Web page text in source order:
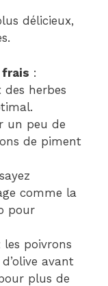
délicieux,
:
des herbes
un peu de
de piment
comme la
pour
poivrons
avant
plus de